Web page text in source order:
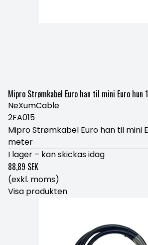
Mipro Strømkabel Euro han til mini Euro hun
NeXumCable
2FA015
Mipro Strømkabel Euro han til mini
meter
I lager – kan skickas idag
88,89 SEK
(exkl. moms)
Visa produkten